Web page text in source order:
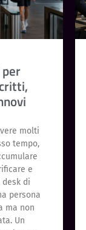
molti
tempo,
e
di
persona
ma non
Un